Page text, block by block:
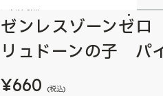
ゼンレスゾーンゼ
リュドーンの子 パ
¥660 (税込)